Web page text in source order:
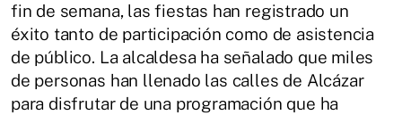
fin de semana, las fiestas han registrado un
éxito tanto de participación como de asistencia
de público. La alcaldesa ha señalado que miles
de personas han llenado las calles de Alcázar
para disfrutar de una programación que ha